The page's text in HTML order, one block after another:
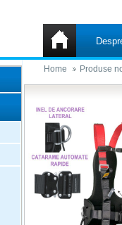
Home Produse